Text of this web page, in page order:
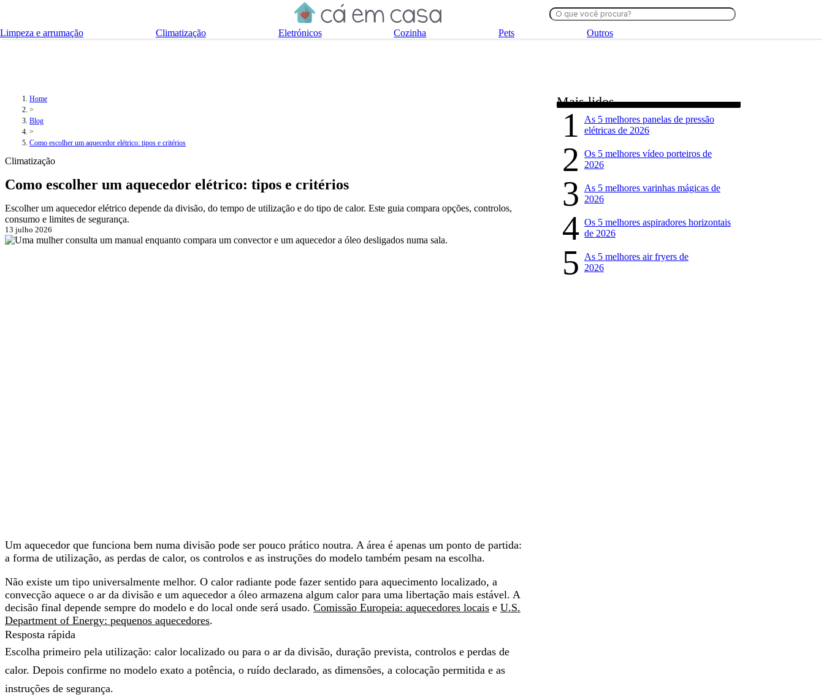
Limpeza e arrumação Climatização Eletrónicos Cozinha Pets Outros
Home
>
Blog
>
Como escolher um aquecedor elétrico: tipos e critérios
Climatização
Como escolher um aquecedor elétrico: tipos e critérios
Escolher um aquecedor elétrico depende da divisão, do tempo de utilização e do tipo de calor. Este guia compara opções, controlos,
consumo e limites de segurança.
13 julho 2026
Um aquecedor que funciona bem numa divisão pode ser pouco prático noutra. A área é apenas um ponto de partida:
a forma de utilização, as perdas de calor, os controlos e as instruções do modelo também pesam na escolha.
Não existe um tipo universalmente melhor. O calor radiante pode fazer sentido para aquecimento localizado, a
convecção aquece o ar da divisão e um aquecedor a óleo armazena algum calor para uma libertação mais estável. A
decisão final depende sempre do modelo e do local onde será usado. Comissão Europeia: aquecedores locais e U.S.
Department of Energy: pequenos aquecedores.
Resposta rápida
Escolha primeiro pela utilização: calor localizado ou para o ar da divisão, duração prevista, controlos e perdas de
calor. Depois confirme no modelo exato a potência, o ruído declarado, as dimensões, a colocação permitida e as
instruções de segurança.
Mais lidos
1
As 5 melhores panelas de pressão
elétricas de 2026
2
Os 5 melhores vídeo porteiros de
2026
3
As 5 melhores varinhas mágicas de
2026
4 Os 5 melhores aspiradores horizontais
de 2026
5
As 5 melhores air fryers de
2026